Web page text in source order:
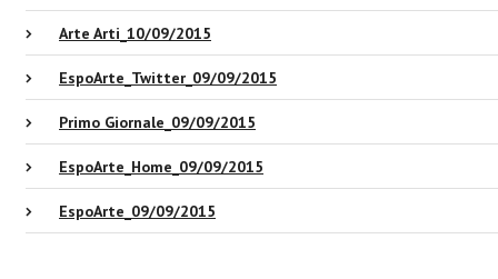
Arte Arti_10/09/2015
EspoArte_Twitter_09/09/2015
Primo Giornale_09/09/2015
EspoArte_Home_09/09/2015
EspoArte_09/09/2015